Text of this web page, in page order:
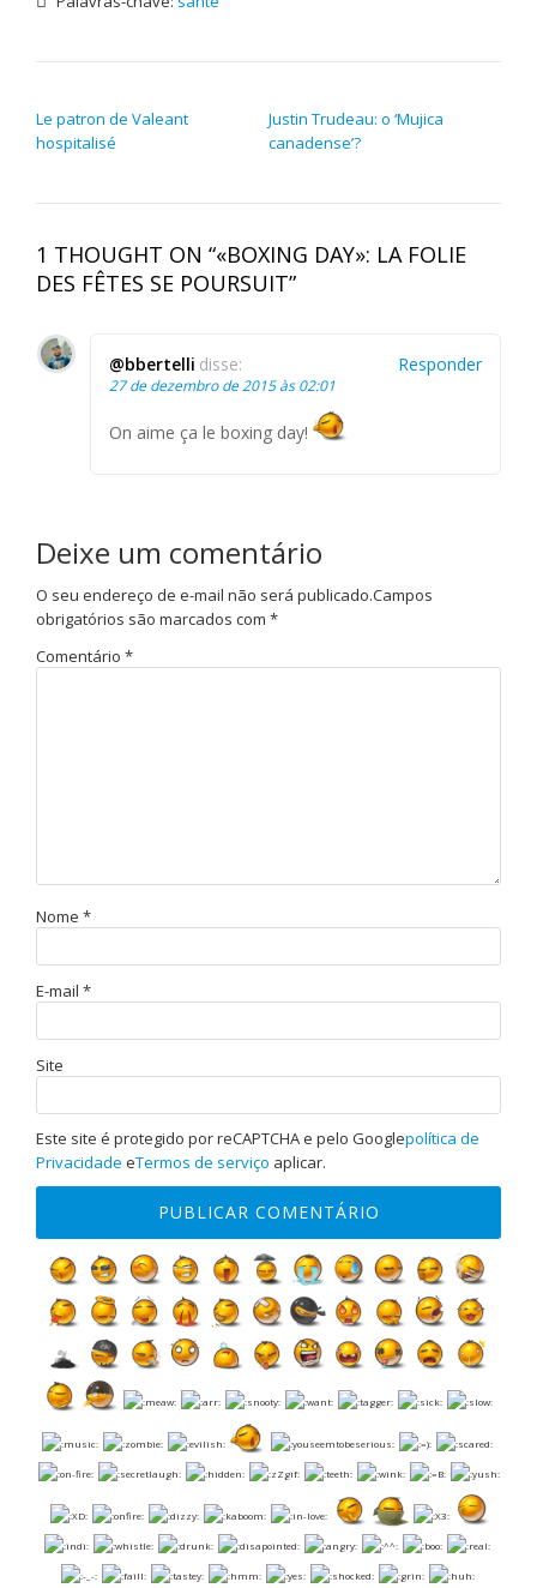
Le patron de Valeant
hospitalisé
Justin Trudeau: o ‘Mujica
canadense’?
1 THOUGHT ON “«BOXING DAY»: LA FOLIE
DES FÊTES SE POURSUIT”
@bbertelli disse:
27 de dezembro de 2015 às 02:01
On aime ça le boxing day!
Responder
Deixe um comentário
O seu endereço de e-mail não será publicado.Campos
obrigatórios são marcados com *
Comentário *
Nome *
E-mail *
Site
Este site é protegido por reCAPTCHA e pelo Googlepolítica de
Privacidade eTermos de serviço aplicar.